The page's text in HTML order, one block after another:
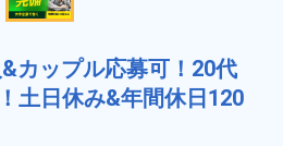
ップル応募可！20代
土日休み&年間休日120